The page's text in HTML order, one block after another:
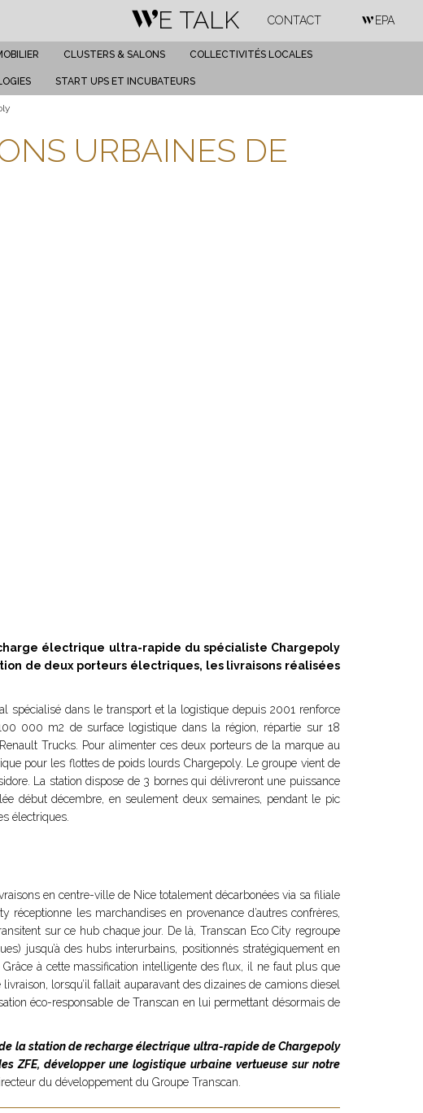
WE TALK CONTACT WEPA
CLUSTERS & SALONS COLLECTIVITÉS LOCALES
START UPS ET INCUBATEURS
URBAINES DE
électrique ultra-rapide du spécialiste Chargepoly
de deux porteurs électriques, les livraisons réalisées
spécialisé dans le transport et la logistique depuis 2001 renforce
000 m2 de surface logistique dans la région, répartie sur 18
Trucks. Pour alimenter ces deux porteurs de la marque au
pour les flottes de poids lourds Chargepoly. Le groupe vient de
La station dispose de 3 bornes qui délivreront une puissance
début décembre, en seulement deux semaines, pendant le pic
électriques.
en centre-ville de Nice totalement décarbonées via sa filiale
les marchandises en provenance d’autres confrères,
sur ce hub chaque jour. De là, Transcan Eco City regroupe
jusqu’à des hubs interurbains, positionnés stratégiquement en
à cette massification intelligente des flux, il ne faut plus que
lorsqu’il fallait auparavant des dizaines de camions diesel
éco-responsable de Transcan en lui permettant désormais de
la station de recharge électrique ultra-rapide de Chargepoly
ZFE, développer une logistique urbaine vertueuse sur notre
du développement du Groupe Transcan.